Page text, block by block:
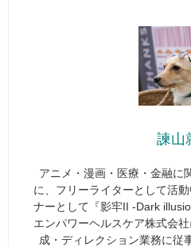
諫山
アニメ・漫画・医療・金融に
に、フリーライターとして活
ナーとして『影牢II -Dark
エンパワーヘルスケア株式会
成・ディレクション業務に従